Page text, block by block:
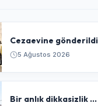
Cezaevine gönderildi
5 Ağustos 2026
Bir anlık dikkasizlik ...